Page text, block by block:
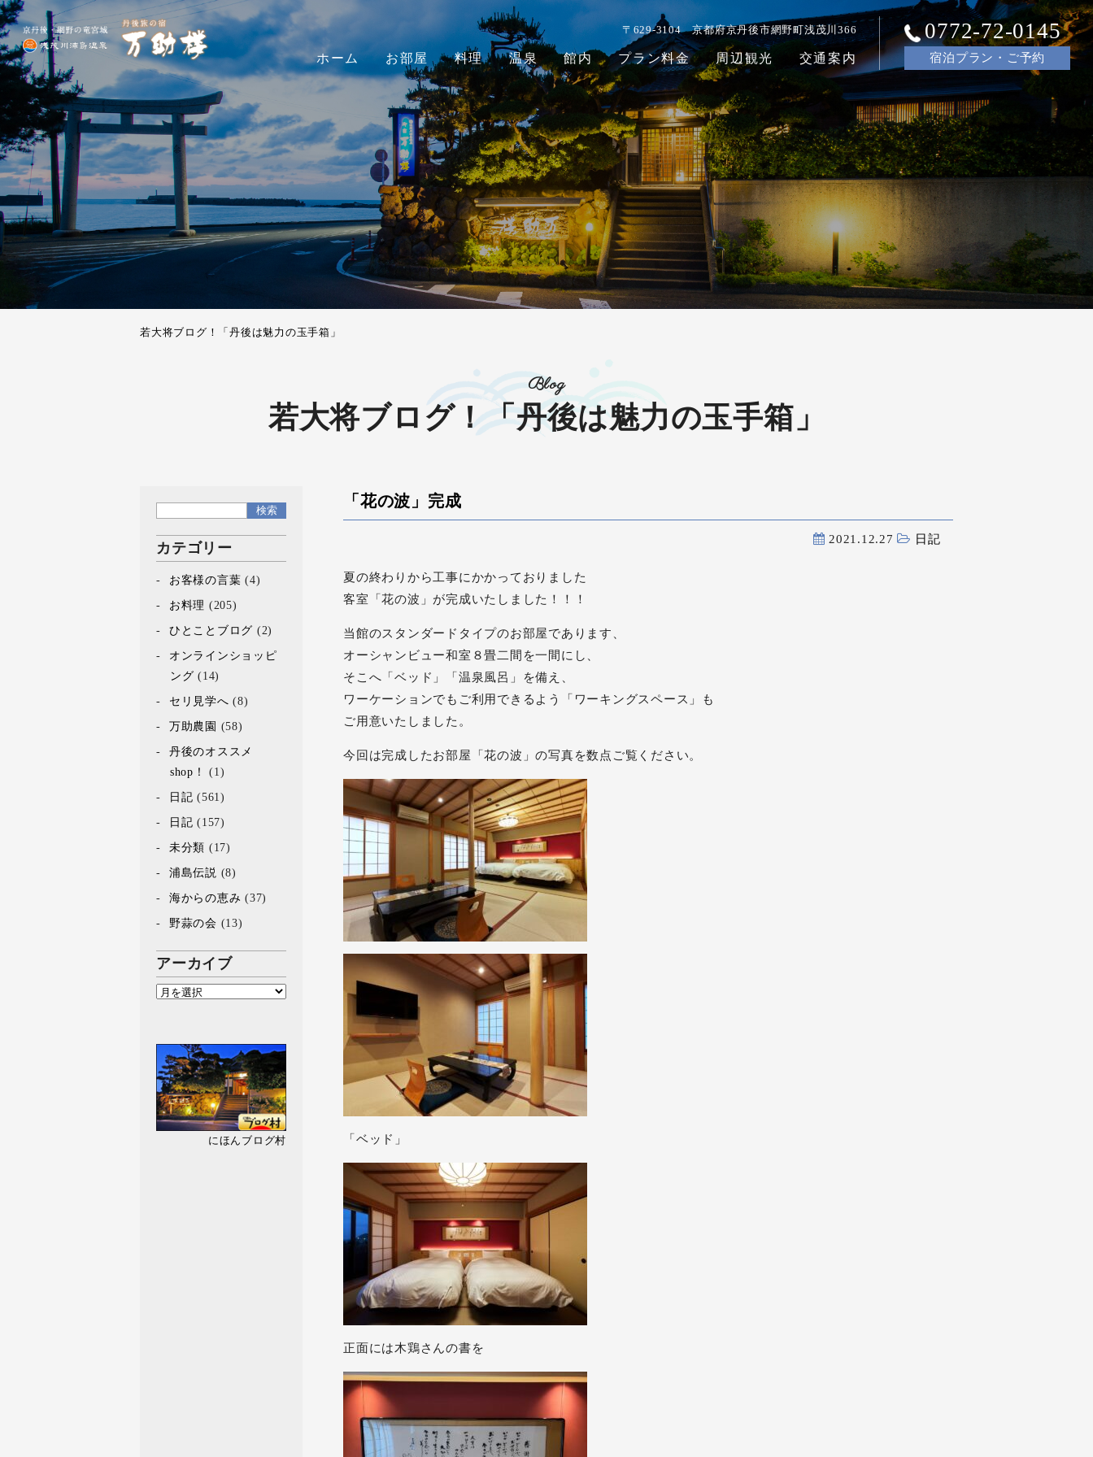
0772-72-0145
宿泊プラン・ご予約
〒629-3104京都府京丹後市網野町浅茂川366
ホーム お部屋 料理 温泉 館内 プラン料金 周辺観光 交通案内
若大将ブログ！「丹後は魅力の玉手箱」
Blog
若大将ブログ！「丹後は魅力の玉手箱」
「花の波」完成
2021.12.27 日記
夏の終わりから工事にかかっておりました
客室「花の波」が完成いたしました！！！
当館のスタンダードタイプのお部屋であります、
オーシャンビュー和室８畳二間を一間にし、
そこへ「ベッド」「温泉風呂」を備え、
ワーケーションでもご利用できるよう「ワーキングスペース」も
ご用意いたしました。
今回は完成したお部屋「花の波」の写真を数点ご覧ください。
「ベッド」
正面には木鶏さんの書を
カテゴリー
お客様の言葉 (4)
お料理 (205)
ひとことブログ (2)
オンラインショッピ
ング (14)
セリ見学へ (8)
万助農園 (58)
丹後のオススメ
shop！
(1)
日記 (561)
日記 (157)
未分類 (17)
浦島伝説 (8)
海からの恵み (37)
野蒜の会 (13)
アーカイブ
にほんブログ村